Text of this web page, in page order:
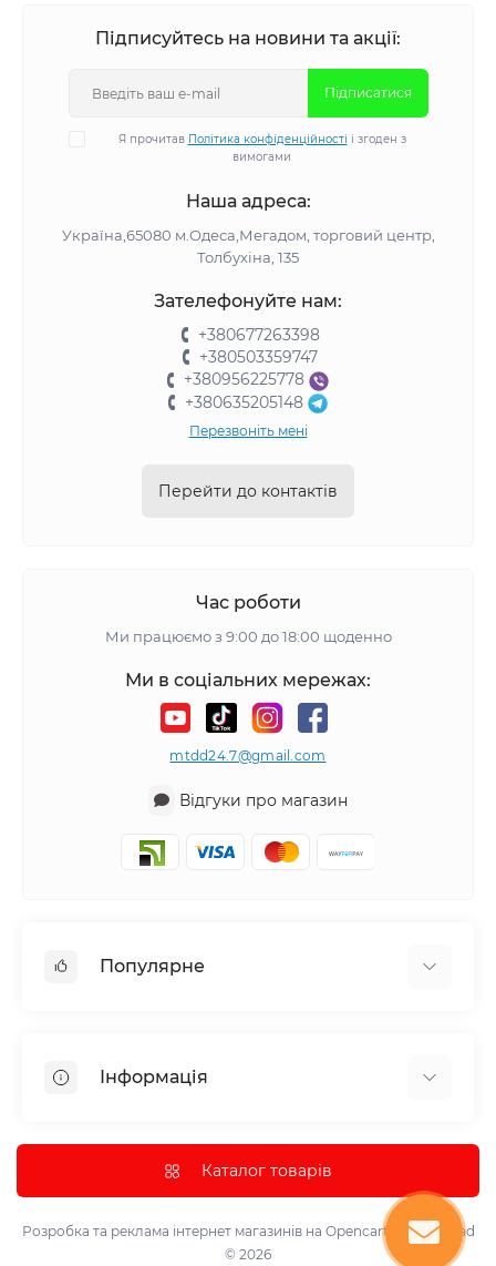
Підписуйтесь на новини та акції:
Підписатися
Я прочитав Політика конфіденційності і згоден з
вимогами
Наша адреса:
Україна,65080 м.Одеса,Мегадом, торговий центр,
Толбухіна, 135
Зателефонуйте нам:
+380677263398
+380503359747
+380956225778
+380635205148
Перезвоніть мені
Перейти до контактів
Час роботи
Ми працюємо з 9:00 до 18:00 щоденно
Ми в соціальних мережах:
mtdd24.7@gmail.com
Відгуки про магазин
Популярне
Все для автомобіля
Парасолька
Інструмент та обладнання
Лазерні проектори, світломузичні лампи та кулі.
Інформація
Доставка та оплата
Політика конфіденційності
Умови використання
Каталог товарів
Розробка та реклама інтернет магазинів на Opencart marketsklad
© 2026